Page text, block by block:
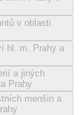
v oblasti
hl. m. Prahy a
a jiných
Prahy
menšin a